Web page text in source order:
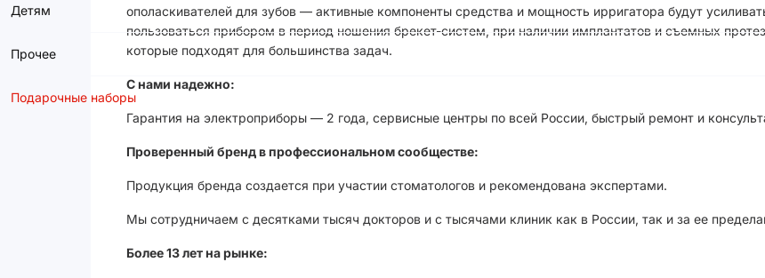
Детям
Прочее
Подарочные наборы
ополаскивателей для зубов — активные компоненты средства и мощность ирригатора будут
пользоваться прибором в период ношения брекет-систем, при наличии имплантатов и съемных
которые подходят для большинства задач.
С нами надежно:
Гарантия на электроприборы — 2 года, сервисные центры по всей России, быстрый ремонт и
Проверенный бренд в профессиональном сообществе:
Продукция бренда создается при участии стоматологов и рекомендована экспертами.
Мы сотрудничаем с десятками тысяч докторов и с тысячами клиник как в России, так и за ее
Более 13 лет на рынке: